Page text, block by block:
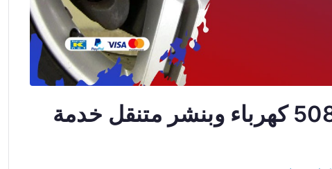
كراج مبارك الكبير 50805535 كهرباء وبنشر متنقل خدمة